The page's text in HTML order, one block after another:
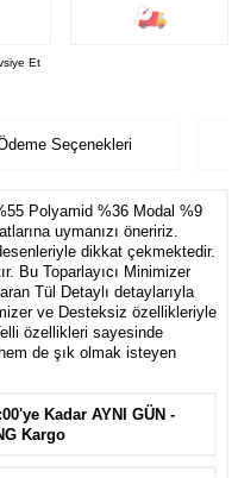
Et
Seçenekleri
Polyamid %36 Modal %9
uymanızı öneririz.
dikkat çekmektedir.
Bu Toparlayıcı Minimizer
Tül Detaylı detaylarıyla
ve Desteksiz özellikleriyle
özellikleri sayesinde
de şık olmak isteyen
Kadar AYNI GÜN -
Kargo